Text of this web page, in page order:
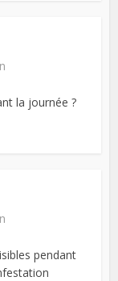
la journée ?
pendant